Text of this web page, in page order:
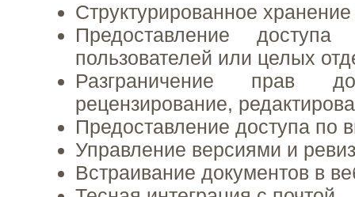
Структурированное
Предоставление
пользователей или целых
Разграничение прав
рецензирование,
Предоставление доступа по
Управление версиями и
Встраивание документов в